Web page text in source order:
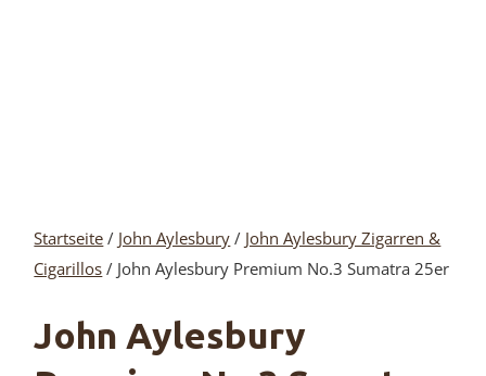
Startseite / John Aylesbury / John Aylesbury Zigarren &
Cigarillos / John Aylesbury Premium No.3 Sumatra 25er
John Aylesbury